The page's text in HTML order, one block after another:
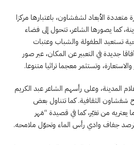
الأبعاد لشفشاون، باعتبارها مركزا
كما يصورها الشاعر، تتحول إلى فضاء
حية تستعيد الطفولة والشباب وعتبات
جديدة في التعبير عن المكان، عبر صور
وتستثمر معجما تراثيا متنوعا.
المدينة، وعلى رأسهم الشاعر عبد الكريم
شفشاون الثقافية. كما تتناول بعض
من تغيّر، كما في قصيدة “مَهر
ترصد جفاف وادي رأس الماء وتحوّل ملامحه.